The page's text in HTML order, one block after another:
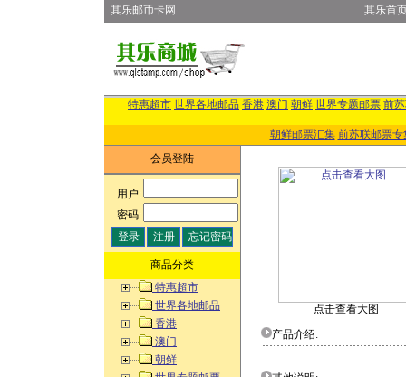
其乐邮币卡网 其乐首
特惠超市 世界各地邮品 香港 澳门 朝鲜 世界专题邮票 前
朝鲜邮票汇集 前苏联邮票专
会员登陆
用户:
密码:
商品分类
特惠超市
世界各地邮品
香港
澳门
朝鲜
点击查看大图
产品介绍: